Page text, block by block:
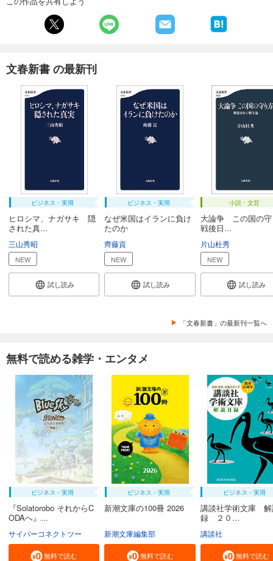
文春新書 の最新刊
ビジネス・実用
ヒロシマ、ナガサキ 隠
された真...
三山秀昭
NEW
試し読み
ビジネス・実用
なぜ米国はイランに負け
たのか
齊藤貢
NEW
試し読み
小説・文芸
大論争 この国の守
戦後日...
片山杜秀
NEW
試し読み
「文春新書」の最新刊一覧へ
無料で読める雑学・エンタメ
ビジネス・実用
『Solatorobo それからC
ODAへ』...
サイバーコネクトツー
無料で読む
ビジネス・実用
新潮文庫の100冊 2026
新潮文庫編集部
無料で読む
ビジネス・実用
講談社学術文庫 解
録 ２０...
講談社
無料で読む